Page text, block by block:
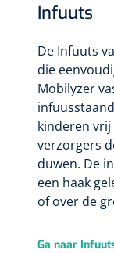
Infuuts
De Infuuts
die
Mobilyzer
kinderen
verzorgers
duwen. De
een haak
of over de
Ga naar